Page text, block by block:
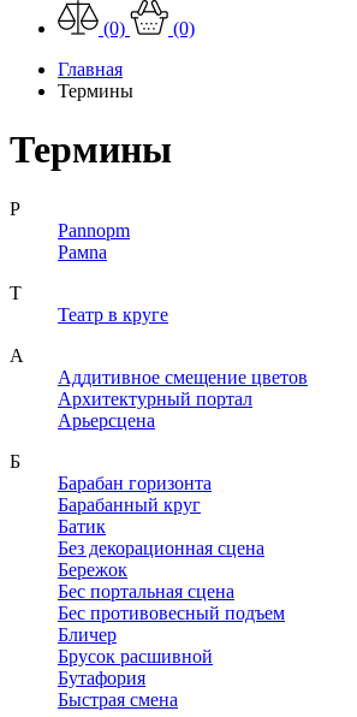
(0)
(0)
Главная
Термины
Термины
P
Pannopm
Paмna
T
Teaтp в круге
А
Аддитивное смещение цветов
Архитектурный портал
Арьерсцена
Б
Барабан горизонта
Барабанный круг
Батик
Без декорационная сцена
Бережок
Бес портальная сцена
Бес противовесный подъем
Бличер
Брусок расшивной
Бутафория
Быстрая смена